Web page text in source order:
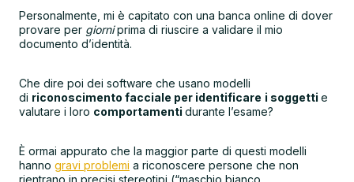
Personalmente, mi è capitato con una banca online di dover
provare per giorniprima di riuscire a validare il mio
documento d’identità.
Che dire poi dei software che usano modelli
di riconoscimento facciale per identificare i soggetti e
valutare i loro comportamenti durante l’esame?
È ormai appurato che la maggior parte di questi modelli
hanno gravi problemi a riconoscere persone che non
rientrano in precisi stereotipi (“maschio bianco